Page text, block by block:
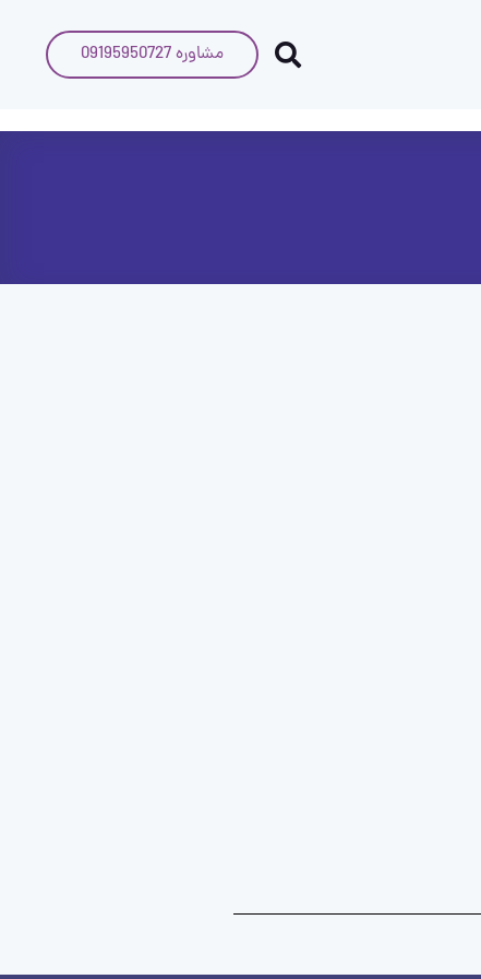
مشاوره 09195950727